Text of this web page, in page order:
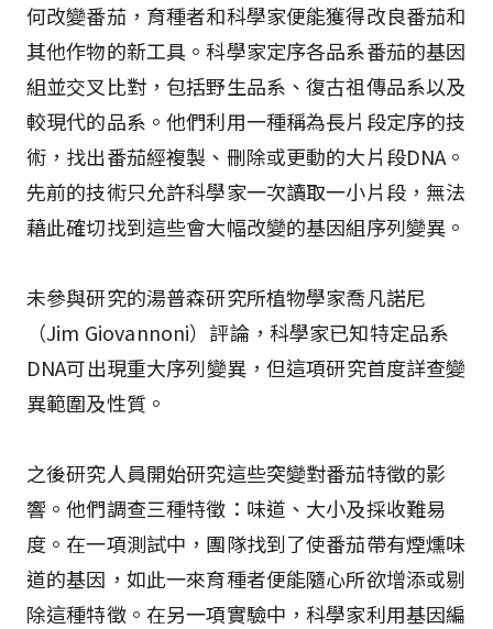
何改變番茄，育種者和科學家便能獲得改良番茄和
其他作物的新工具。科學家定序各品系番茄的基因
組並交叉比對，包括野生品系、復古祖傳品系以及
較現代的品系。他們利用一種稱為長片段定序的技
術，找出番茄經複製、刪除或更動的大片段DNA。
先前的技術只允許科學家一次讀取一小片段，無法
藉此確切找到這些會大幅改變的基因組序列變異。
未參與研究的湯普森研究所植物學家喬凡諾尼
（Jim Giovannoni）評論，科學家已知特定品系
DNA可出現重大序列變異，但這項研究首度詳查變
異範圍及性質。
之後研究人員開始研究這些突變對番茄特徵的影
響。他們調查三種特徵：味道、大小及採收難易
度。在一項測試中，團隊找到了使番茄帶有煙燻味
道的基因，如此一來育種者便能隨心所欲增添或剔
除這種特徵。在另一項實驗中，科學家利用基因編